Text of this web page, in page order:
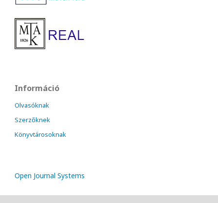
Információ
Olvasóknak
Szerzőknek
Könyvtárosoknak
Open Journal Systems